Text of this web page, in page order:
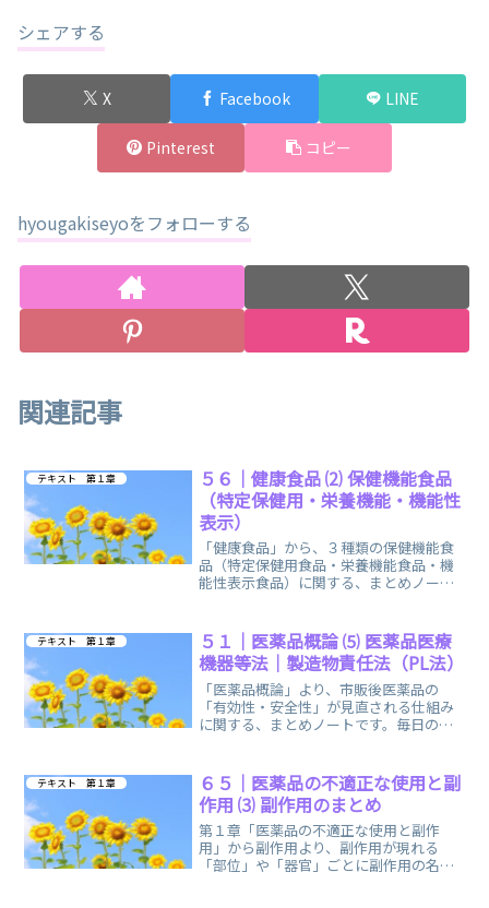
シェアする
X Facebook LINE
Pinterest コピー
hyougakiseyoをフォローする
関連記事
テキスト 第１章
５６｜健康食品 ⑵ 保健機能食品
（特定保健用・栄養機能・機能性
表示）
「健康食品」から、３種類の保健機能食
品（特定保健用食品・栄養機能食品・機
能性表示食品）に関する、まとめノート
テキスト 第１章
５１｜医薬品概論 ⑸ 医薬品医療
機器等法｜製造物責任法（PL法）
「医薬品概論」より、市販後医薬品の
「有効性・安全性」が見直される仕組み
に関する、まとめノートです。毎日のス
テキスト 第１章
６５｜医薬品の不適正な使用と副
作用 ⑶ 副作用のまとめ
第１章「医薬品の不適正な使用と副作
用」から副作用より、副作用が現れる
「部位」や「器官」ごとに副作用の名称